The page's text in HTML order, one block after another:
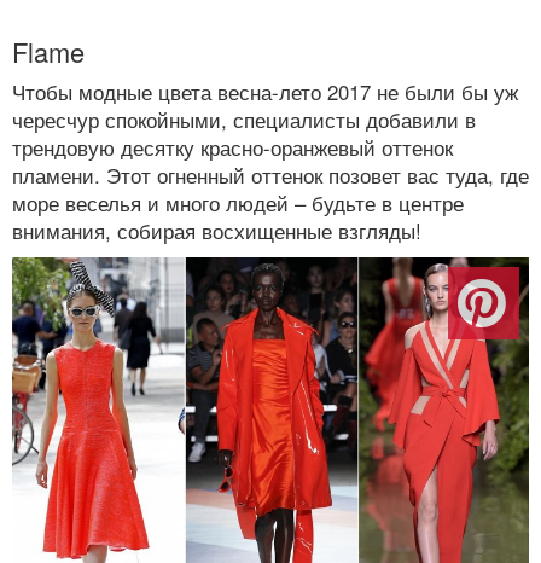
Flame
Чтобы модные цвета весна-лето 2017 не были бы уж
чересчур спокойными, специалисты добавили в
трендовую десятку красно-оранжевый оттенок
пламени. Этот огненный оттенок позовет вас туда, где
море веселья и много людей – будьте в центре
внимания, собирая восхищенные взгляды!